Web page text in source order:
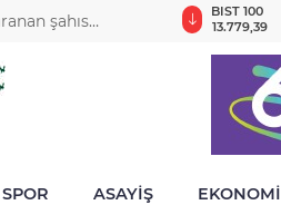
şahıs 6.660,55
BIST 100
13.779,39
SPOR ASAYİŞ EKONOMİ